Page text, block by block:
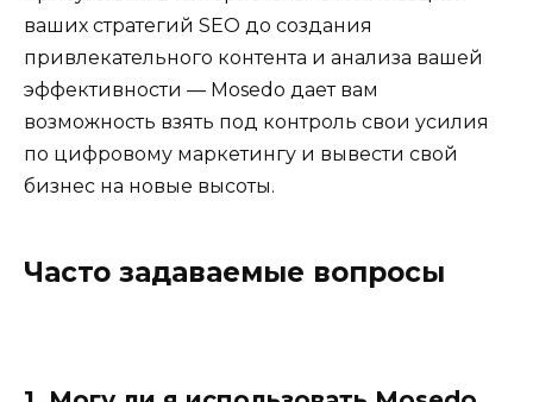
ваших стратегий SEO до создания
привлекательного контента и анализа вашей
эффективности — Mosedo дает вам
возможность взять под контроль свои усилия
по цифровому маркетингу и вывести свой
бизнес на новые высоты.
Часто задаваемые вопросы